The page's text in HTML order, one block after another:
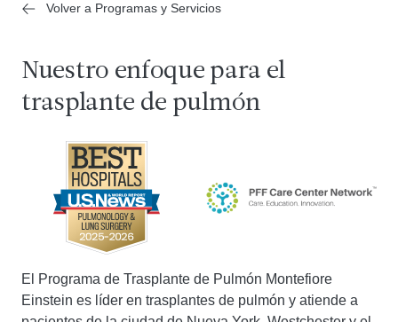
Volver a Programas y Servicios
Nuestro enfoque para el
trasplante de pulmón
El Programa de Trasplante de Pulmón Montefiore
Einstein es líder en trasplantes de pulmón y atiende a